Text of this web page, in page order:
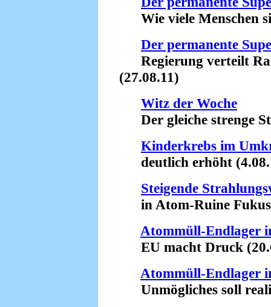
Wie viele Menschen
Der permanente
Regierung verteilt
(27.08.11)
Witz der Woche
Der gleiche strenge
Kinderkrebs im
deutlich erhöht
Steigende
in Atom-Ruine
Atommüll-Endlager
EU macht Druck
Atommüll-Endlager
Unmögliches soll